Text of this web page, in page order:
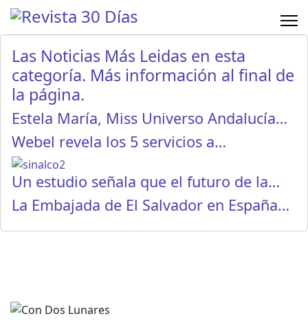
Las Noticias Más Leidas en esta
categoría. Más información al final de
la página.
Estela María, Miss Universo Andalucía…
Webel revela los 5 servicios a…
Un estudio señala que el futuro de la…
La Embajada de El Salvador en España…